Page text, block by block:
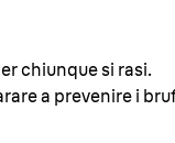
chiunque si rasi.
a prevenire i